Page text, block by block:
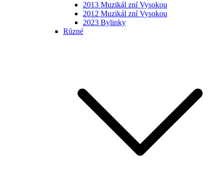
2013 Muzikál zní Vysokou
2012 Muzikál zní Vysokou
2023 Bylinky
Různé